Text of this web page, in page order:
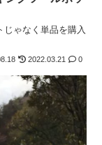
ゃなく単品を購入
2022.03.21 0